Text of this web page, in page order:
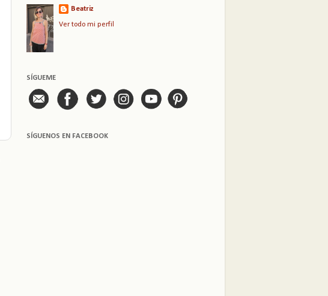
Beatriz
Ver todo mi perfil
SÍGUEME
SÍGUENOS EN FACEBOOK